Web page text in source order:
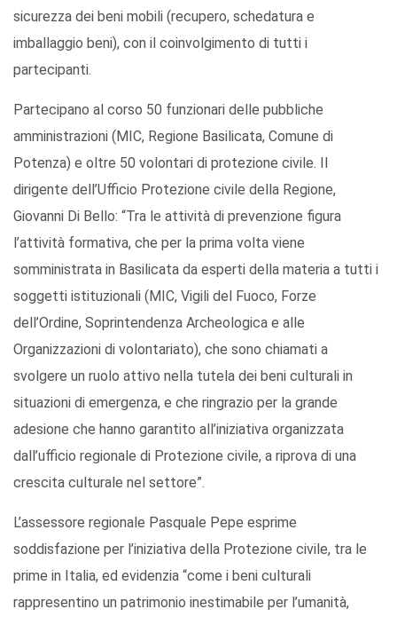
sicurezza dei beni mobili (recupero, schedatura e
imballaggio beni), con il coinvolgimento di tutti i
partecipanti.
Partecipano al corso 50 funzionari delle pubbliche
amministrazioni (MIC, Regione Basilicata, Comune di
Potenza) e oltre 50 volontari di protezione civile. Il
dirigente dell’Ufficio Protezione civile della Regione,
Giovanni Di Bello: “Tra le attività di prevenzione figura
l’attività formativa, che per la prima volta viene
somministrata in Basilicata da esperti della materia a tutti i
soggetti istituzionali (MIC, Vigili del Fuoco, Forze
dell’Ordine, Soprintendenza Archeologica e alle
Organizzazioni di volontariato), che sono chiamati a
svolgere un ruolo attivo nella tutela dei beni culturali in
situazioni di emergenza, e che ringrazio per la grande
adesione che hanno garantito all’iniziativa organizzata
dall’ufficio regionale di Protezione civile, a riprova di una
crescita culturale nel settore”.
L’assessore regionale Pasquale Pepe esprime
soddisfazione per l’iniziativa della Protezione civile, tra le
prime in Italia, ed evidenzia “come i beni culturali
rappresentino un patrimonio inestimabile per l’umanità,